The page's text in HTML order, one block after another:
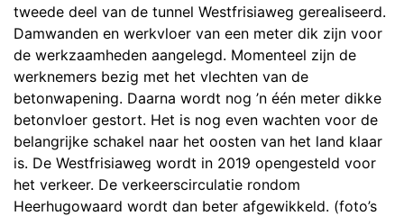
tweede deel van de tunnel Westfrisiaweg gerealiseerd.
Damwanden en werkvloer van een meter dik zijn voor
de werkzaamheden aangelegd. Momenteel zijn de
werknemers bezig met het vlechten van de
betonwapening. Daarna wordt nog ’n één meter dikke
betonvloer gestort. Het is nog even wachten voor de
belangrijke schakel naar het oosten van het land klaar
is. De Westfrisiaweg wordt in 2019 opengesteld voor
het verkeer. De verkeerscirculatie rondom
Heerhugowaard wordt dan beter afgewikkeld. (foto’s